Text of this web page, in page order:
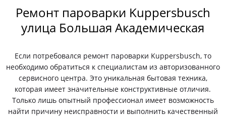
Ремонт пароварки Kuppersbusch
улица Большая Академическая
Если потребовался ремонт пароварки Kuppersbusch, то
необходимо обратиться к специалистам из авторизованного
сервисного центра. Это уникальная бытовая техника,
которая имеет значительные конструктивные отличия.
Только лишь опытный профессионал имеет возможность
найти причину неисправности и выполнить качественный